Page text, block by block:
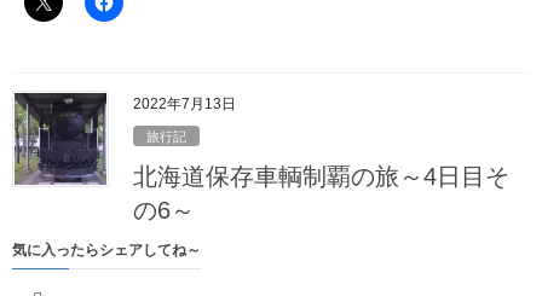
新年あけましておめでとうございます
……という相手もおらず、目が覚めたのは午前5時少し前
朝ごはん代わりに食べ、チェックアウトを済ませます
2022年7月13日
旅行記
北海道保存車輌制覇の旅～4日目そ
の6～
気に入ったらシェアしてね～